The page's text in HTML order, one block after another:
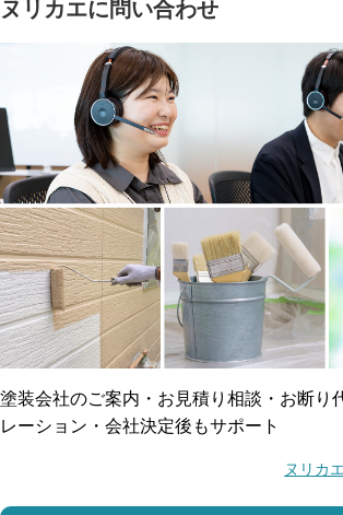
塗料の​品質を​保証
メーカー保証
工事保険
ご近所トラブルに
賠償保険
省エネ効果
断熱・遮熱塗料対応
雨漏り修繕
防水工事
マンション・アパート対応
ヌリカエに問い合わせ
塗装会社のご案内・お見積り相談・お断り
レーション・会社決定後もサポート
ヌリカ